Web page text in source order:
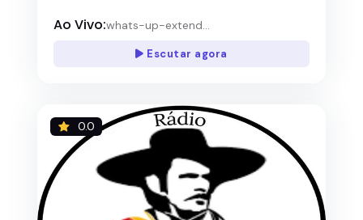
Ao Vivo:whats-up-extend...
Escutar agora
0.0